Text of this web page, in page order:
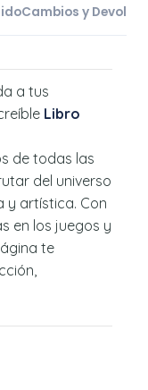
Cambios y
a tus
Libro
de todas las
del universo
y artística. Con
en los juegos y
te